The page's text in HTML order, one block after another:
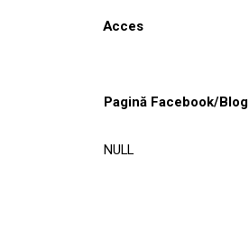
Acces
Pagină Facebook/Blog
NULL